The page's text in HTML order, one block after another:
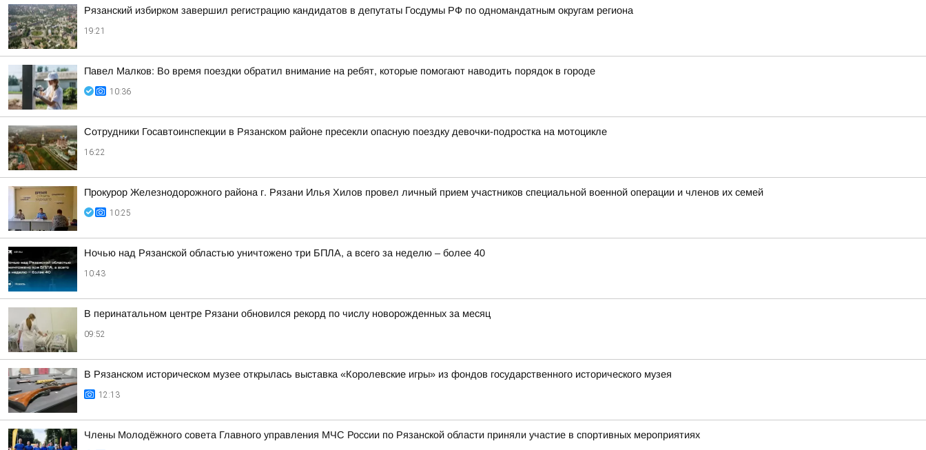
Рязанский избирком завершил регистрацию кандидатов в депутаты Госдумы РФ по одномандатным округам региона
19:21
Павел Малков: Во время поездки обратил внимание на ребят, которые помогают наводить порядок в городе
10:36
Сотрудники Госавтоинспекции в Рязанском районе пресекли опасную поездку девочки-подростка на мотоцикле
16:22
Прокурор Железнодорожного района г. Рязани Илья Хилов провел личный прием участников специальной военной операции и членов их семей
10:25
Ночью над Рязанской областью уничтожено три БПЛА, а всего за неделю – более 40
10:43
В перинатальном центре Рязани обновился рекорд по числу новорожденных за месяц
09:52
В Рязанском историческом музее открылась выставка «Королевские игры» из фондов государственного исторического музея
12:13
Члены Молодёжного совета Главного управления МЧС России по Рязанской области приняли участие в спортивных мероприятиях